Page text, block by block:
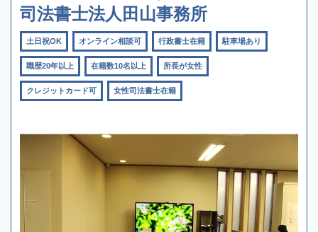
司法書士法人田山事務所
土日祝OK オンライン相談可 行政書士在籍 駐車場あり
職歴20年以上 在籍数10名以上 所長が女性
クレジットカード可 女性司法書士在籍